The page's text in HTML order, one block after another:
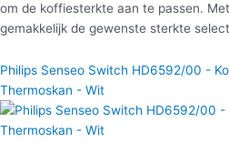
om de koffiesterkte aan te passen.
gemakkelijk de gewenste sterkte
Philips Senseo Switch HD6592/00 -
Thermoskan - Wit